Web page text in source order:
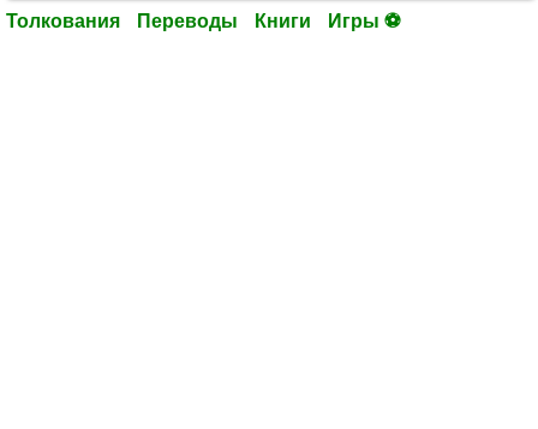
Толкования Переводы Книги Игры ⚽